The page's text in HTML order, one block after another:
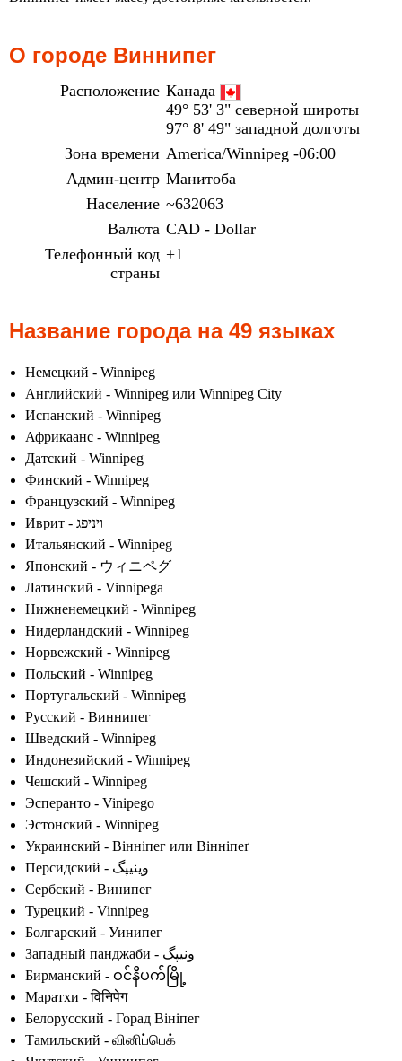
О городе Виннипег
Расположение Канада
49° 53' 3" северной широты
97° 8' 49" западной долготы
Зона времени America/Winnipeg -06:00
Админ-центр Манитоба
Население ~632063
Валюта CAD - Dollar
Телефонный код
страны
+1
Название города на 49 языках
Немецкий - Winnipeg
Английский - Winnipeg или Winnipeg City
Испанский - Winnipeg
Африкаанс - Winnipeg
Датский - Winnipeg
Финский - Winnipeg
Французский - Winnipeg
Иврит - ויניפג
Итальянский - Winnipeg
Японский - ウィニペグ
Латинский - Vinnipega
Нижненемецкий - Winnipeg
Нидерландский - Winnipeg
Норвежский - Winnipeg
Польский - Winnipeg
Португальский - Winnipeg
Русский - Виннипег
Шведский - Winnipeg
Индонезийский - Winnipeg
Чешский - Winnipeg
Эсперанто - Vinipego
Эстонский - Winnipeg
Украинский - Вінніпег или Вінніпеґ
Персидский - وینیپگ
Сербский - Винипег
Турецкий - Vinnipeg
Болгарский - Уинипег
Западный панджаби - ونیپگ
Бирманский - ဝင်နီပက်မြို့
Маратхи - विनिपेग
Белорусский - Горад Вініпег
Тамильский - வினிப்பெக்